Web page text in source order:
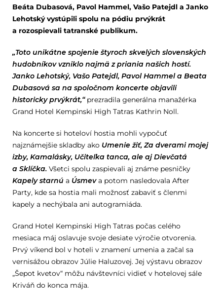
Beáta Dubasová, Pavol Hammel, Vašo Patejdl a Janko
Lehotský vystúpili spolu na pódiu prvýkrát
a rozospievali tatranské publikum.
„Toto unikátne spojenie štyroch skvelých slovenských
hudobníkov vzniklo najmä z priania našich hostí.
Janko Lehotský, Vašo Patejdl, Pavol Hammel a Beata
Dubasová sa na spoločnom koncerte objavili
historicky prvýkrát,“ prezradila generálna manažérka
Grand Hotel Kempinski High Tatras Kathrin Noll.
Na koncerte si hoteloví hostia mohli vypočuť
najznámejšie skladby ako Umenie žiť, Za dverami mojej
izby, Kamalásky, Učiteľka tanca, ale aj Dievčatá
a Sklíčka. Všetci spolu zaspievali aj známe pesničky
Kapely starnú a Úsmeva potom nasledovala After
Party, kde sa hostia mali možnosť zabaviť s členmi
kapely a nechýbala ani autogramiáda.
Grand Hotel Kempinski High Tatras počas celého
mesiaca máj oslavuje svoje desiate výročie otvorenia.
Prvý víkend bol v hoteli v znamení umenia a začal sa
vernisážou obrazov Júlie Haluzovej. Jej výstavu obrazov
„Šepot kvetov“ môžu návštevníci vidieť v hotelovej sále
Kriváň do konca mája.